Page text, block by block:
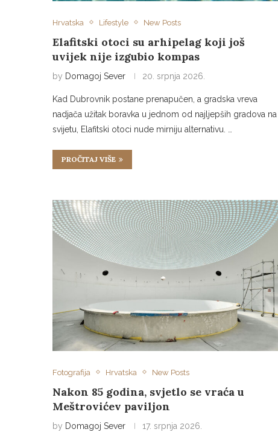
Hrvatska Lifestyle New Posts
Elafitski otoci su arhipelag koji još
uvijek nije izgubio kompas
by Domagoj Sever 20. srpnja 2026.
Kad Dubrovnik postane prenapučen, a gradska vreva
nadjača užitak boravka u jednom od najljepših gradova na
svijetu, Elafitski otoci nude mirniju alternativu. …
PROČITAJ VIŠE
Fotografija Hrvatska New Posts
Nakon 85 godina, svjetlo se vraća u
Meštrovićev paviljon
by Domagoj Sever 17. srpnja 2026.